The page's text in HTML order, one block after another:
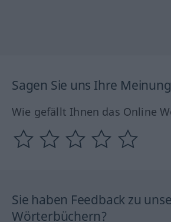
Sagen Sie uns Ihre
Wie gefällt Ihnen das Online
Sie haben Feedback zu
Wörterbüchern?